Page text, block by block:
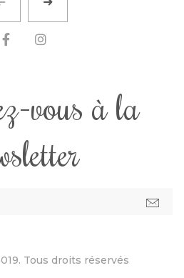
vous à la
Tous droits réservés